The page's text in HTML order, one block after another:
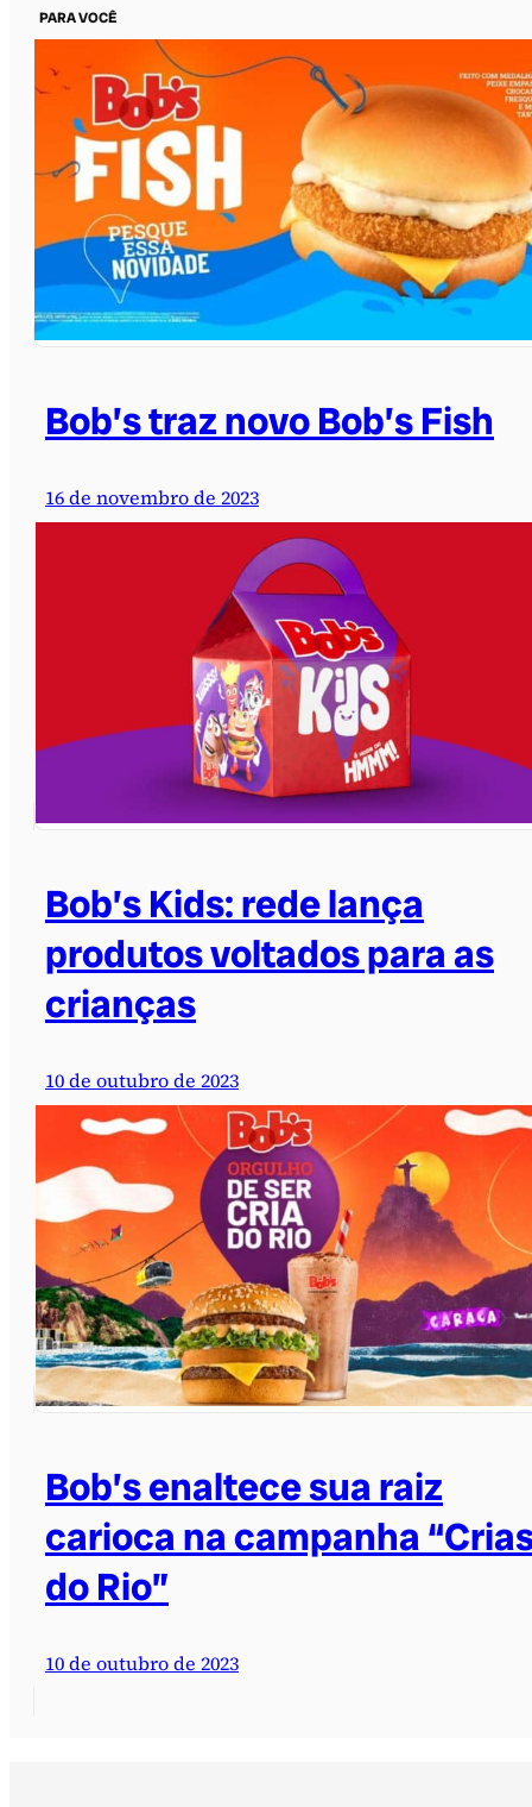
PARA VOCÊ
Bob’s traz novo Bob’s Fish
16 de novembro de 2023
Bob’s Kids: rede lança
produtos voltados para as
crianças
10 de outubro de 2023
Bob’s enaltece sua raiz
carioca na campanha
do Rio”
10 de outubro de 2023